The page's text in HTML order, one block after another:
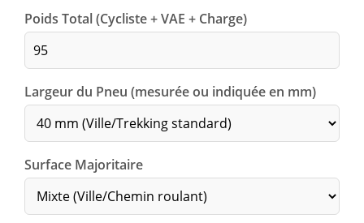
Poids Total (Cycliste + VAE + Charge)
Largeur du Pneu (mesurée ou indiquée en mm)
Surface Majoritaire